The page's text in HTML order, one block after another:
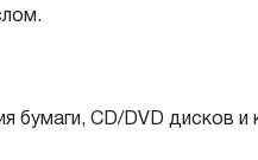
СD/DVD дисков и